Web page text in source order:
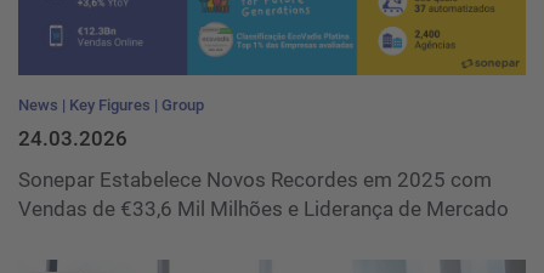
News Key Figures Group
24.03.2026
Sonepar Estabelece Novos Recordes em 2025 com
Vendas de €33,6 Mil Milhões e Liderança de Mercado